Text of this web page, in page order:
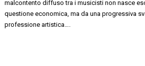
malcontento diffuso tra i musicisti non nasce
questione economica, ma da una progressiva
professione artistica….